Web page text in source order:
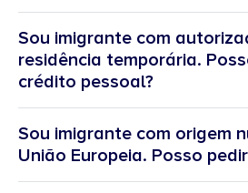
Sou imigrante com
residência temporária.
crédito pessoal?
Sou imigrante com origem
União Europeia. Posso